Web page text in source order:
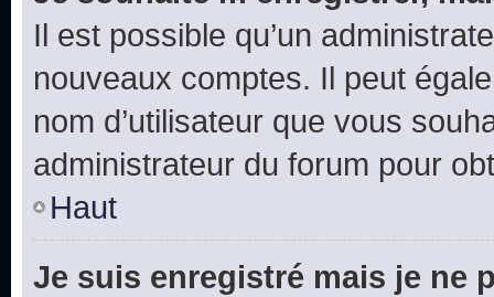
Il est possible qu’un
nouveaux comptes. Il peut
nom d’utilisateur que vous
administrateur du forum pour
Haut
Je suis enregistré mais je ne